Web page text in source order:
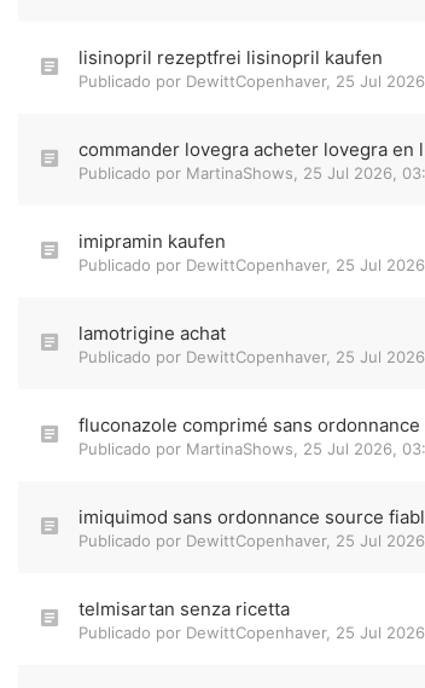
lisinopril rezeptfrei lisinopril kaufen
Publicado por DewittCopenhaver, 25 Jul
commander lovegra acheter lovegra en
Publicado por MartinaShows 25 Jul 2026,
imipramin kaufen
Publicado por DewittCopenhaver, 25 Jul
lamotrigine achat
Publicado por DewittCopenhaver, 25 Jul
fluconazole comprimé sans
Publicado por MartinaShows 25 Jul 2026,
imiquimod sans ordonnance source
Publicado por DewittCopenhaver, 25 Jul
telmisartan senza ricetta
Publicado por DewittCopenhaver, 25 Jul